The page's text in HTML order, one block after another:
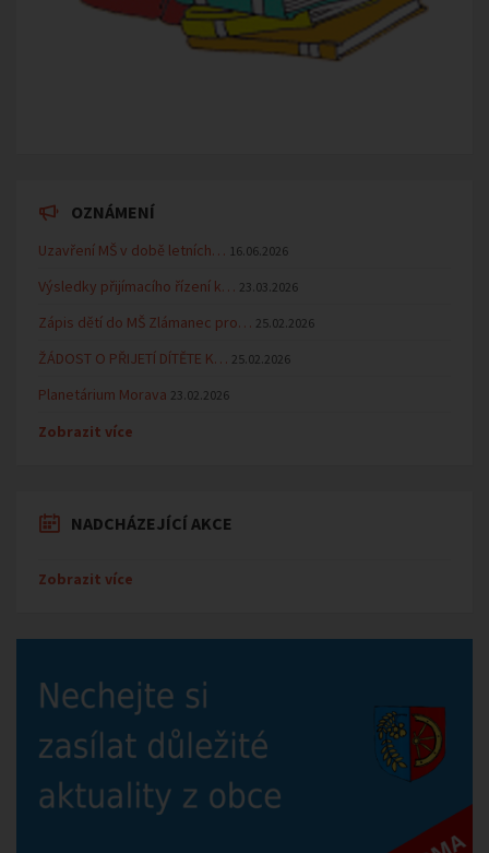
OZNÁMENÍ
Uzavření MŠ v době letních… 16.06.2026
Výsledky přijímacího řízení k… 23.03.2026
Zápis dětí do MŠ Zlámanec pro… 25.02.2026
ŽÁDOST O PŘIJETÍ DÍTĚTE K… 25.02.2026
Planetárium Morava 23.02.2026
Zobrazit více
NADCHÁZEJÍCÍ AKCE
Zobrazit více